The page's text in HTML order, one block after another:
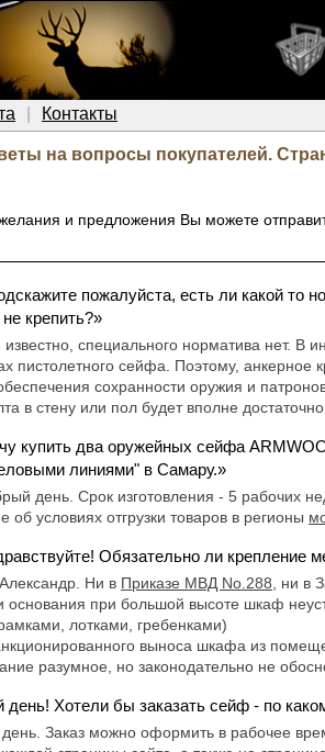
Контакты
на вопросы покупателей.
и предложения Вы можете
пожалуйста, есть ли какой то
крепить?»
специального норматива нет. В
пистолетного сейфа. Поэтому,
сохранности оружия и
в стену или пол будет вполне достаточно.
купить два оружейных сейфа
линиями" в Самару.»
день. Срок изготовления - 5 рабочих
условиях отгрузки товаров в регионы
Обязательно ли крепление
Ни в Приказе МВД No.288 , ни в
при большой высоте шкаф
лотками, гребенками)
выноса шкафа из
разумное, но законодательно не
день! Хотели бы заказать сейф - по
Заказ можно оформить в рабочее